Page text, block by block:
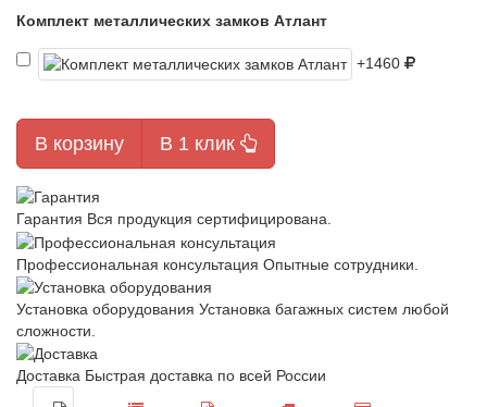
Комплект металлических замков Атлант
+1460
В корзину В 1 клик
Гарантия Вся продукция сертифицирована.
Профессиональная консультация Опытные сотрудники.
Установка оборудования Установка багажных систем любой
сложности.
Доставка Быстрая доставка по всей России